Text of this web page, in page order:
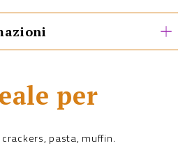
per
pasta, muffin.